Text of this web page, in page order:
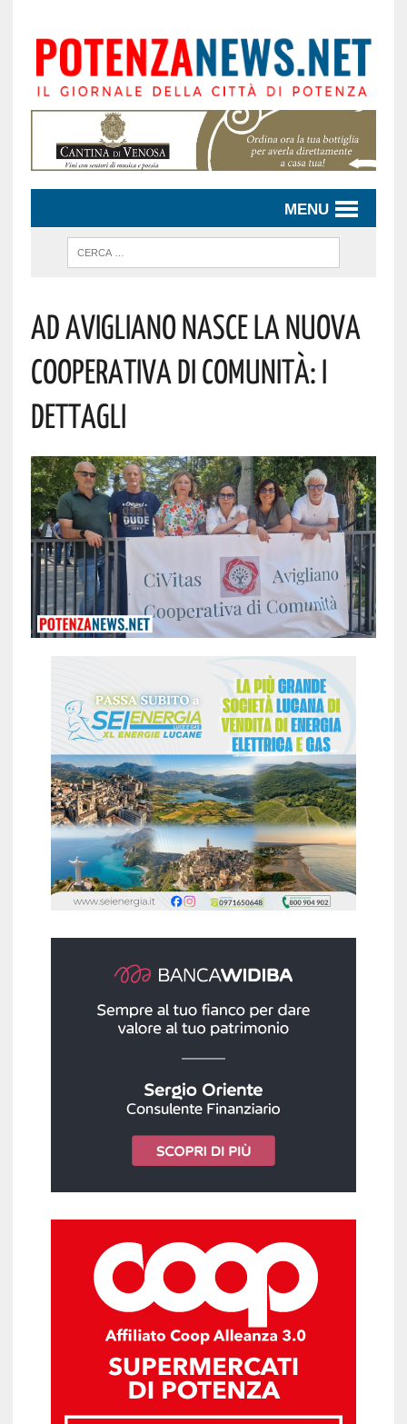
MENU
Ad Avigliano Nasce La Nuova
Cooperativa Di Comunità: I
Dettagli